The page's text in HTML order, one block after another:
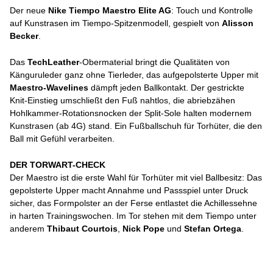
Der neue Nike Tiempo Maestro Elite AG: Touch und Kontrolle
auf Kunstrasen im Tiempo-Spitzenmodell, gespielt von Alisson
Becker.
Das TechLeather-Obermaterial bringt die Qualitäten von
Känguruleder ganz ohne Tierleder, das aufgepolsterte Upper mit
Maestro-Wavelines dämpft jeden Ballkontakt. Der gestrickte
Knit-Einstieg umschließt den Fuß nahtlos, die abriebzähen
Hohlkammer-Rotationsnocken der Split-Sole halten modernem
Kunstrasen (ab 4G) stand. Ein Fußballschuh für Torhüter, die den
Ball mit Gefühl verarbeiten.
DER TORWART-CHECK
Der Maestro ist die erste Wahl für Torhüter mit viel Ballbesitz: Das
gepolsterte Upper macht Annahme und Passspiel unter Druck
sicher, das Formpolster an der Ferse entlastet die Achillessehne
in harten Trainingswochen. Im Tor stehen mit dem Tiempo unter
anderem Thibaut Courtois Nick Pope und Stefan Ortega